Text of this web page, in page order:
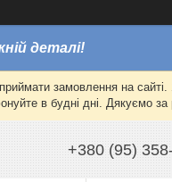
деталі!
замовлення на
в будні дні. Дякуємо за
+380 (95)